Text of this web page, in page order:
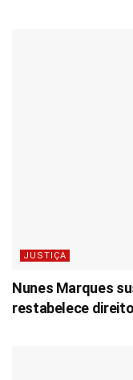
JUSTIÇA
Nunes Marques
restabelece